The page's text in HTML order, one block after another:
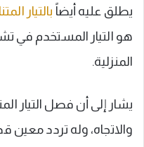
يطلق عليه أيضاً بالتيار
هو التيار المستخدم في
المنزلية.
يشار إلى أن فصل التيار